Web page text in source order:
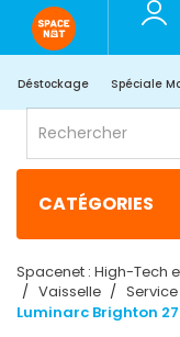
Déstockage Spéciale
CATÉGORIES
Spacenet : High-Tech
Vaisselle
Luminarc Brighton